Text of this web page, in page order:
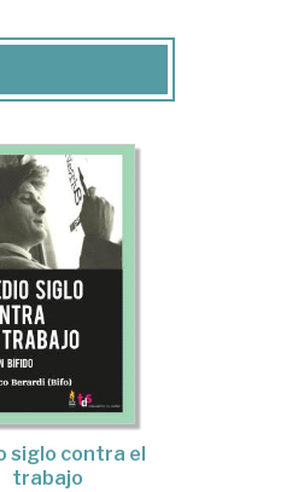
siglo contra el
trabajo